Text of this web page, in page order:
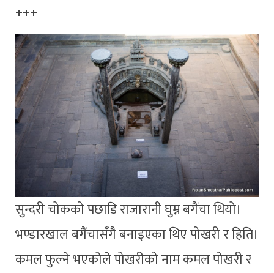
+++
सुन्दरी चोकको पछाडि राजारानी घुम्न बगैंचा थियो।
भण्डारखाल बगैंचासँगै बनाइएका थिए पोखरी र हिति।
कमल फुल्ने भएकोले पोखरीको नाम कमल पोखरी र